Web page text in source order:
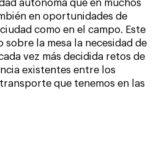
autónoma que en muchos
en oportunidades de
como en el campo. Este
sobre la mesa la necesidad de
vez más decidida retos de
existentes entre los
que tenemos en las